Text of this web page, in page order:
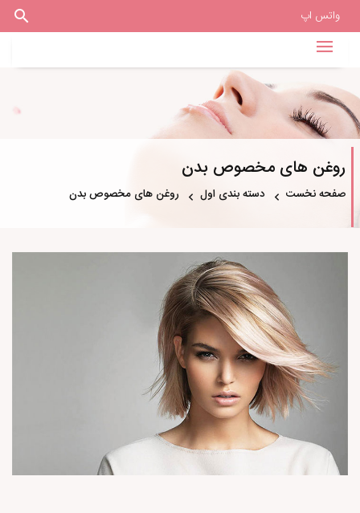
واتس اپ
روغن های مخصوص بدن
صفحه نخست دسته بندی اول روغن های مخصوص بدن